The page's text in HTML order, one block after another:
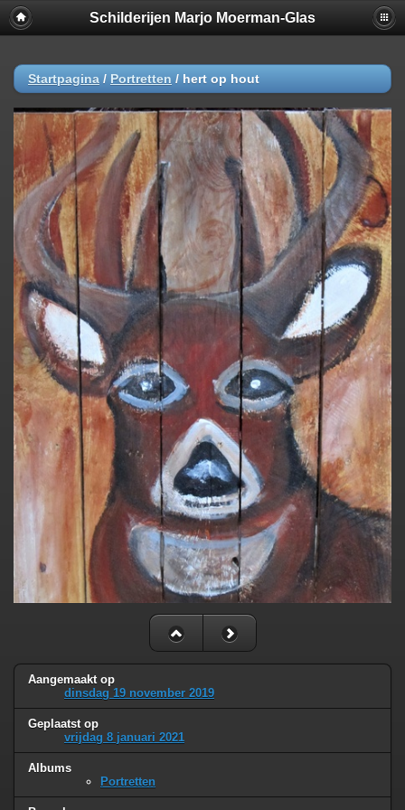
Schilderijen Marjo Moerman-Glas
Startpagina / Portretten / hert op hout
Aangemaakt op
dinsdag 19 november 2019
Geplaatst op
vrijdag 8 januari 2021
Albums
Portretten